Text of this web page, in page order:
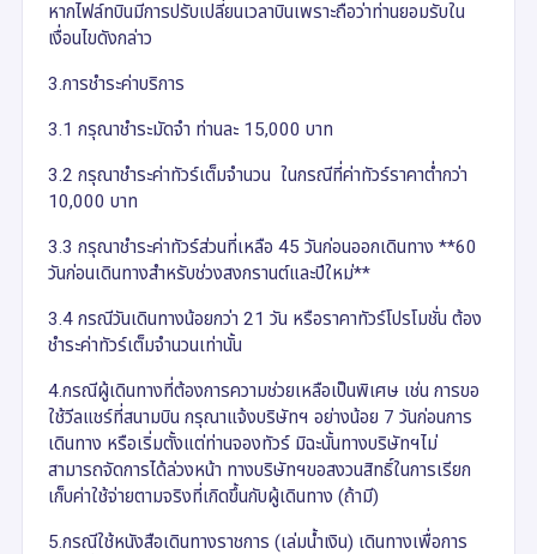
หากไฟล์ทบินมีการปรับเปลี่ยนเวลาบินเพราะถือว่าท่านยอมรับใน
เงื่อนไขดังกล่าว
3.การชำระค่าบริการ
3.1 กรุณาชำระมัดจำ ท่านละ 15,000 บาท
3.2 กรุณาชำระค่าทัวร์เต็มจำนวน ในกรณีที่ค่าทัวร์ราคาต่ำกว่า
10,000 บาท
3.3 กรุณาชำระค่าทัวร์ส่วนที่เหลือ 45 วันก่อนออกเดินทาง **60
วันก่อนเดินทางสำหรับช่วงสงกรานต์และปีใหม่**
3.4 กรณีวันเดินทางน้อยกว่า 21 วัน หรือราคาทัวร์โปรโมชั่น ต้อง
ชำระค่าทัวร์เต็มจำนวนเท่านั้น
4.กรณีผู้เดินทางที่ต้องการความช่วยเหลือเป็นพิเศษ เช่น การขอ
ใช้วีลแชร์ที่สนามบิน กรุณาแจ้งบริษัทฯ อย่างน้อย 7 วันก่อนการ
เดินทาง หรือเริ่มตั้งแต่ท่านจองทัวร์ มิฉะนั้นทางบริษัทฯไม่
สามารถจัดการได้ล่วงหน้า ทางบริษัทฯขอสงวนสิทธิ์ในการเรียก
เก็บค่าใช้จ่ายตามจริงที่เกิดขึ้นกับผู้เดินทาง (ถ้ามี)
5.กรณีใช้หนังสือเดินทางราชการ (เล่มน้ำเงิน) เดินทางเพื่อการ